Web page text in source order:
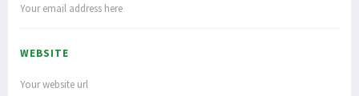
WEBSITE